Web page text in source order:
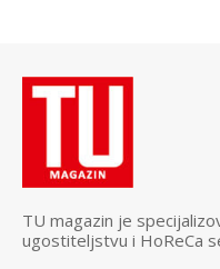
TU magazin je
ugostiteljstvu i HoReCa